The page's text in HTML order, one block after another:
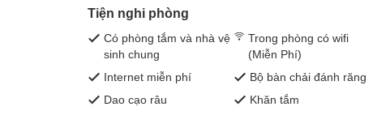
Tiện nghi phòng
Có phòng tắm và nhà vệ
sinh chung
Trong phòng có wifi
(Miễn Phí)
Internet miễn phí
Bộ bàn chải đánh răng
Dao cạo râu
Khăn tắm